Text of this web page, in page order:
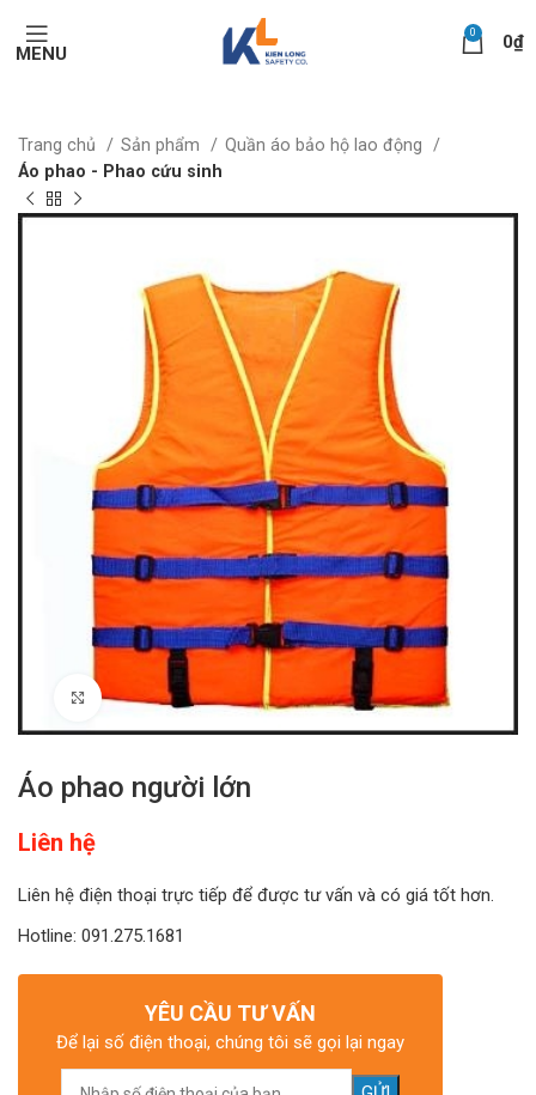
MENU
0 0₫
Trang chủ Sản phẩm
Quần áo bảo hộ lao động
Áo phao - Phao cứu sinh
Click to enlarge
Áo phao người lớn
Liên hệ
Liên hệ điện thoại trực tiếp để được tư vấn và có giá tốt hơn.
Hotline: 091.275.1681
YÊU CẦU TƯ VẤN
Để lại số điện thoại, chúng tôi sẽ gọi lại ngay